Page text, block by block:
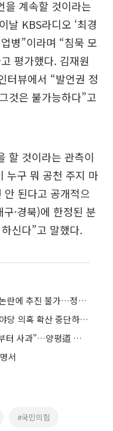
을 계속할 것이라는
날 KBS라디오 ‘최경
병”이라며 “침묵 모
평가했다. 김재원
터뷰에서 “발언권 정
것은 불가능하다”고
할 것이라는 관측이
누구 뭐 공천 주지 마
된다고 공개적으
·경북)에 한정된 분
신다”고 말했다.
원희룡 장관, “양평고속도로 사업, 논란에 추진 불가…정쟁 속히 끝나야”
원희룡 장관, “양평고속도로 사업, 야당 의혹 확산 중단하면 오늘이라도 정상 추진”
野 "원희룡, 사과해야" 元 "이재명부터 사과"…양평道 정면충돌
서
#국민의힘